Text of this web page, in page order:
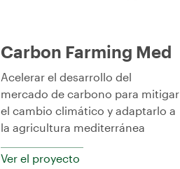
Carbon Farming Med
Acelerar el desarrollo del
mercado de carbono para mitigar
el cambio climático y adaptarlo a
la agricultura mediterránea
Ver el proyecto